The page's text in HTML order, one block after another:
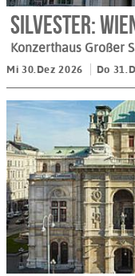
Silvester:
Konzerthaus Großer
Mi 30.Dez 2026 Do